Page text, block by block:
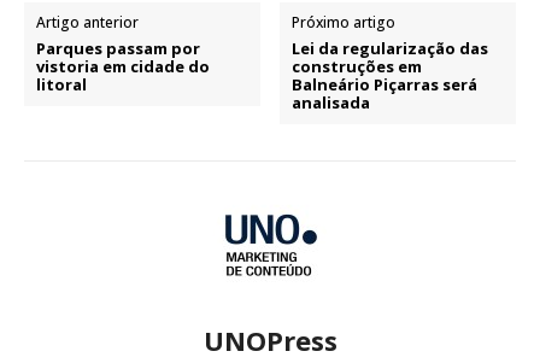
Artigo anterior
Parques passam por
vistoria em cidade do
litoral
Próximo artigo
Lei da regularização das
construções em
Balneário Piçarras será
analisada
UNOPress